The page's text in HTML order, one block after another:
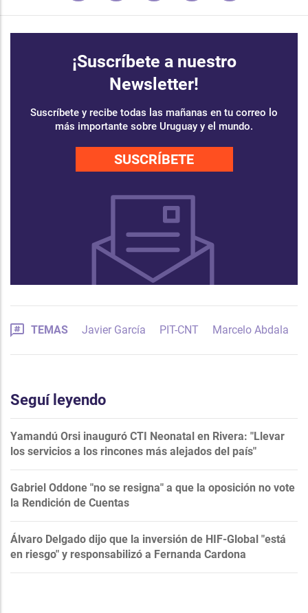
¡Suscríbete a nuestro
Newsletter!
Suscríbete y recibe todas las mañanas en tu correo lo
más importante sobre Uruguay y el mundo.
SUSCRÍBETE
TEMAS Javier García PIT-CNT Marcelo Abdala
Seguí leyendo
Yamandú Orsi inauguró CTI Neonatal en Rivera: "Llevar
los servicios a los rincones más alejados del país"
Gabriel Oddone "no se resigna" a que la oposición no vote
la Rendición de Cuentas
Álvaro Delgado dijo que la inversión de HIF-Global "está
en riesgo" y responsabilizó a Fernanda Cardona